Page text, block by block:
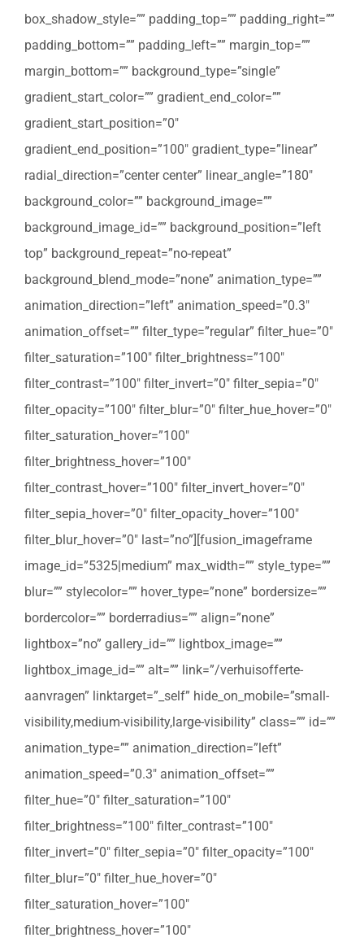
box_shadow_style=”” padding_top=”” padding_right=””
padding_bottom=”” padding_left=”” margin_top=””
margin_bottom=”” background_type=”single”
gradient_start_color=”” gradient_end_color=””
gradient_start_position=”0″
gradient_end_position=”100″ gradient_type=”linear”
radial_direction=”center center” linear_angle=”180″
background_color=”” background_image=””
background_image_id=”” background_position=”left
top” background_repeat=”no-repeat”
background_blend_mode=”none” animation_type=””
animation_direction=”left” animation_speed=”0.3″
animation_offset=”” filter_type=”regular” filter_hue=”0″
filter_saturation=”100″ filter_brightness=”100″
filter_contrast=”100″ filter_invert=”0″ filter_sepia=”0″
filter_opacity=”100″ filter_blur=”0″ filter_hue_hover=”0″
filter_saturation_hover=”100″
filter_brightness_hover=”100″
filter_contrast_hover=”100″ filter_invert_hover=”0″
filter_sepia_hover=”0″ filter_opacity_hover=”100″
filter_blur_hover=”0″ last=”no”][fusion_imageframe
image_id=”5325|medium” max_width=”” style_type=””
blur=”” stylecolor=”” hover_type=”none” bordersize=””
bordercolor=”” borderradius=”” align=”none”
lightbox=”no” gallery_id=”” lightbox_image=””
lightbox_image_id=”” alt=”” link=”/verhuisofferte-
aanvragen” linktarget=”_self” hide_on_mobile=”small-
visibility,medium-visibility,large-visibility” class=”” id=””
animation_type=”” animation_direction=”left”
animation_speed=”0.3″ animation_offset=””
filter_hue=”0″ filter_saturation=”100″
filter_brightness=”100″ filter_contrast=”100″
filter_invert=”0″ filter_sepia=”0″ filter_opacity=”100″
filter_blur=”0″ filter_hue_hover=”0″
filter_saturation_hover=”100″
filter_brightness_hover=”100″